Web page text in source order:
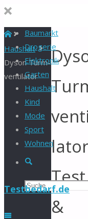
Baumarkt
Drogerie
Elektronik
Garten
Haushalt
Kind
Mode
Sport
Wohnen
Suche
Suchen
Testbedarf.de
Start
Haushalt
Dyson Turm­
ven­ti­la­to­r
Test
&